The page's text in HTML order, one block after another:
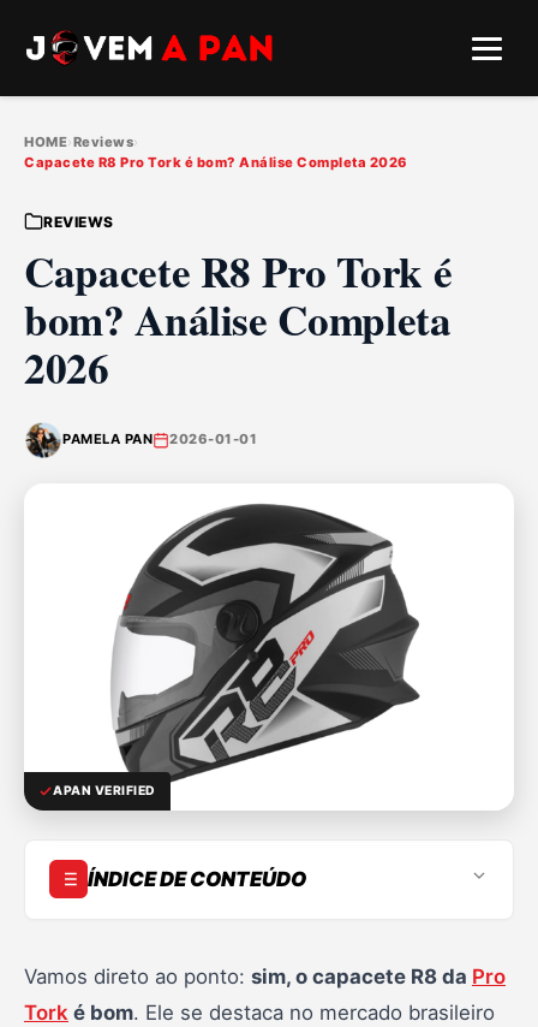
HOME›Reviews›
Capacete R8 Pro Tork é bom? Análise Completa 2026
REVIEWS
Capacete R8 Pro Tork é
bom? Análise Completa
2026
PAMELA PAN 2026-01-01
APAN VERIFIED
ÍNDICE DE CONTEÚDO
2. Capacete fechado Pro Tork R8
3. Características do Pro Tork R8
Vamos direto ao ponto: sim, o capacete R8 da Pro
Tork é bom. Ele se destaca no mercado brasileiro